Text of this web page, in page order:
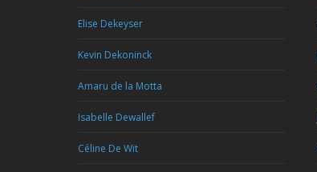
Elise Dekeyser
Kevin Dekoninck
Amaru de la Motta
Isabelle Dewallef
Céline De Wit